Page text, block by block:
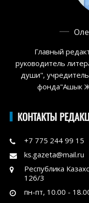
Главный
руководитель
души", учредитель
фонда"Ашык
КОНТАКТЫ
+7 775 244 99 15
ks.gazeta@mail.ru
Республика
126/3
пн-пт, 10.00 -